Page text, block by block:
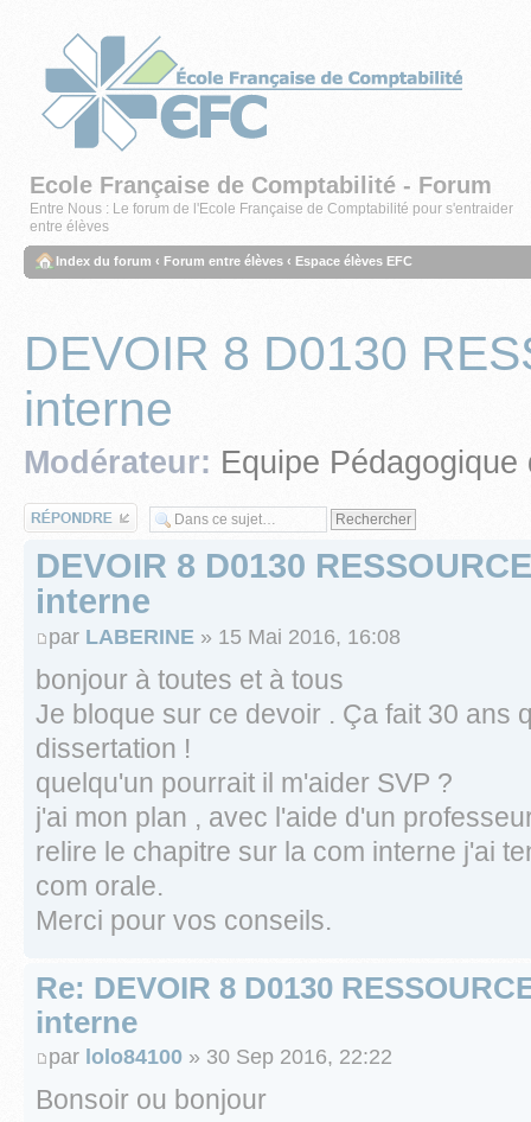
Ecole Française de Comptabilité - Forum
Entre Nous : Le forum de l'Ecole Française de Comptabilité pour s'entraider
entre élèves
Index du forum ‹ Forum entre élèves ‹ Espace élèves EFC
DEVOIR 8 D0130
interne
Modérateur: Equipe Pédagogique
Répondre
DEVOIR 8 D0130
interne
par LABERINE » 15 Mai 2016, 16:08
bonjour à toutes et à tous
Je bloque sur ce devoir . Ça fait 30 ans
dissertation !
quelqu'un pourrait il m'aider SVP ?
j'ai mon plan , avec l'aide d'un
relire le chapitre sur la com interne j'ai
com orale.
Merci pour vos conseils.
Re: DEVOIR 8 D0130
interne
par lolo84100 » 30 Sep 2016, 22:22
Bonsoir ou bonjour